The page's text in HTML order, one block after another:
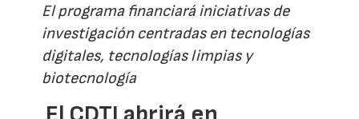
El programa financiará iniciativas de
investigación centradas en tecnologías
digitales, tecnologías limpias y
biotecnología